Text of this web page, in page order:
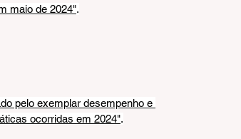
maio de 2024".
pelo exemplar desempenho e
ocorridas em 2024".